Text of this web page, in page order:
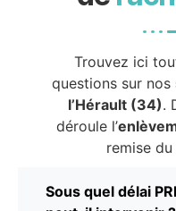
Trouvez ici
questions sur nos
l’Hérault (34).
déroule l’
remise du
Sous quel délai